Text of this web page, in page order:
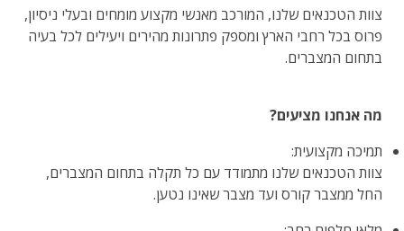
צוות הטכנאים שלנו, המורכב מאנשי מקצוע מומחים ובעלי ניסיון,
פרוס בכל רחבי הארץ ומספק פתרונות מהירים ויעילים לכל בעיה
בתחום המצברים.
מה אנחנו מציעים?
תמיכה מקצועית:
צוות הטכנאים שלנו מתמודד עם כל תקלה בתחום המצברים,
החל ממצבר קורס ועד מצבר שאינו נטען.